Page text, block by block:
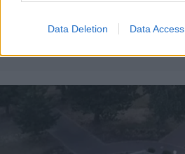
Data Deletion Data Access
Νιγηρία: Με πυραύλους από